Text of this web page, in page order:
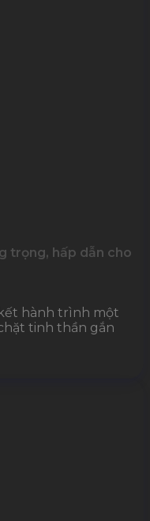
trọng, hấp dẫn cho
hành trình một
tinh thần gắn